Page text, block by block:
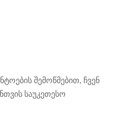
შემოწმებით, ჩვენ
საუკეთესო